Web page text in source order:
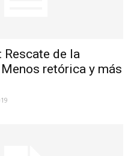
Rescate de la
retórica y más